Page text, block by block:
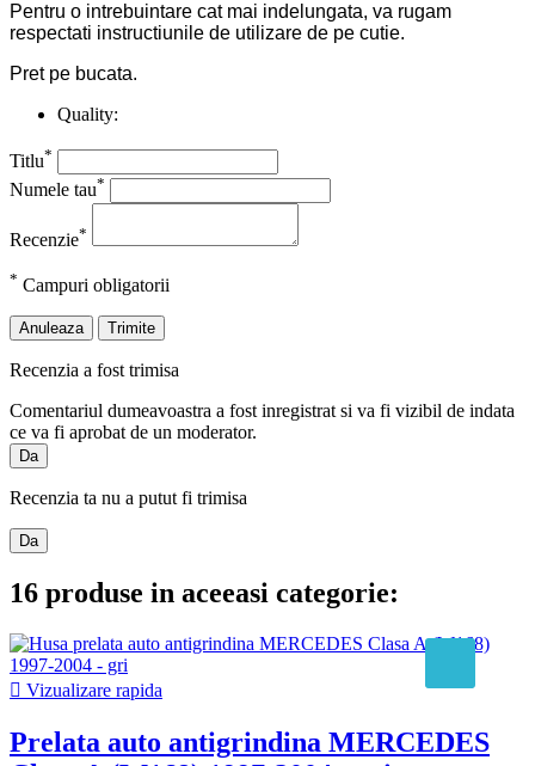
Pentru o intrebuintare cat mai indelungata, va rugam
respectati instructiunile de utilizare de pe cutie.
Pret pe bucata.
Quality:
Titlu*
Numele tau*
Recenzie*
* Campuri obligatorii
Anuleaza Trimite
Recenzia a fost trimisa
Comentariul dumeavoastra a fost inregistrat si va fi vizibil de indata
ce va fi aprobat de un moderator.
Da
Recenzia ta nu a putut fi trimisa
Da
16 produse in aceeasi categorie:
 Vizualizare rapida
Prelata auto antigrindina MERCEDES